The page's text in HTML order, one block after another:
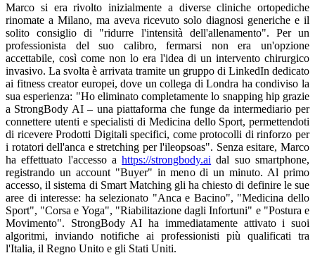
Marco si era rivolto inizialmente a diverse cliniche ortopediche
rinomate a Milano, ma aveva ricevuto solo diagnosi generiche e il
solito consiglio di "ridurre l'intensità dell'allenamento". Per un
professionista del suo calibro, fermarsi non era un'opzione
accettabile, così come non lo era l'idea di un intervento chirurgico
invasivo. La svolta è arrivata tramite un gruppo di LinkedIn dedicato
ai fitness creator europei, dove un collega di Londra ha condiviso la
sua esperienza: "Ho eliminato completamente lo snapping hip grazie
a StrongBody AI – una piattaforma che funge da intermediario per
connettere utenti e specialisti di Medicina dello Sport, permettendoti
di ricevere Prodotti Digitali specifici, come protocolli di rinforzo per
i rotatori dell'anca e stretching per l'ileopsoas". Senza esitare, Marco
ha effettuato l'accesso ahttps://strongbody.ai dal suo smartphone,
registrando un account "Buyer" in meno di un minuto. Al primo
accesso, il sistema di Smart Matching gli ha chiesto di definire le sue
aree di interesse: ha selezionato "Anca e Bacino", "Medicina dello
Sport", "Corsa e Yoga", "Riabilitazione dagli Infortuni" e "Postura e
Movimento". StrongBody AI ha immediatamente attivato i suoi
algoritmi, inviando notifiche ai professionisti più qualificati tra
l'Italia, il Regno Unito e gli Stati Uniti.